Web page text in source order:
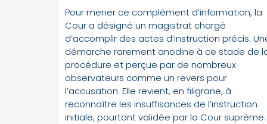
Pour mener ce complément d’information, la
Cour a désigné un magistrat chargé
d’accomplir des actes d’instruction précis.
démarche rarement anodine à ce stade de
procédure et perçue par de nombreux
observateurs comme un revers pour
l’accusation. Elle revient, en filigrane, à
reconnaître les insuffisances de l’instruction
initiale, pourtant validée par la Cour suprême.